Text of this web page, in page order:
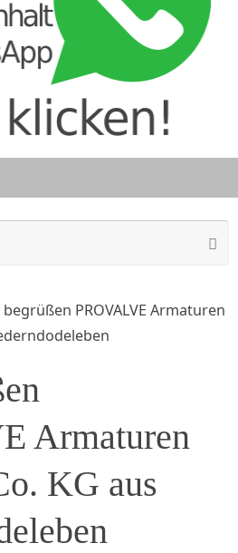
PROVALVE Armaturen
Armaturen
KG aus